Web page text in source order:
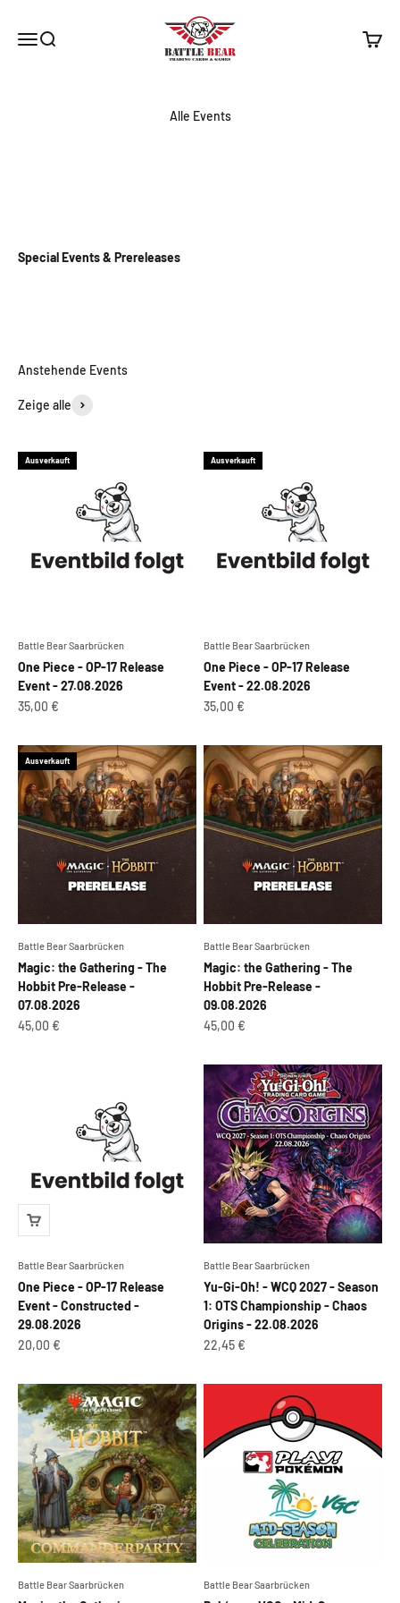
Navigationsmenü öffnen
Suche öffnen
Battle Bear Saarbrücken
Alle Events
Special Events & Prereleases
Zeige alle
Ausverkauft
Battle Bear Saarbrücken
One Piece - OP-17 Release
Event - 27.08.2026
Angebot
35,00 €
Ausverkauft
Battle Bear Saarbrücken
One Piece - OP-17 Release
Event - 22.08.2026
Angebot
35,00 €
Ausverkauft
Battle Bear Saarbrücken
Magic: the Gathering - The
Hobbit Pre-Release -
07.08.2026
Angebot
45,00 €
Battle Bear Saarbrücken
Magic: the Gathering - The
Hobbit Pre-Release -
09.08.2026
Angebot
45,00 €
Battle Bear Saarbrücken
One Piece - OP-17 Release
Event - Constructed -
29.08.2026
Angebot
20,00 €
Battle Bear Saarbrücken
Yu-Gi-Oh! - WCQ 2027 - Season
1: OTS Championship - Chaos
Origins - 22.08.2026
Angebot
22,45 €
Battle Bear Saarbrücken Battle Bear Saarbrücken